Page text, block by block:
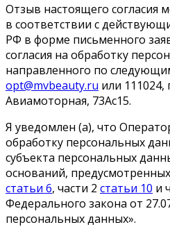
Отзыв настоящего согласия
в соответствии с
РФ в форме письменного
согласия на обработку
направленного по
opt@mvbeauty.ru или
Авиамоторная, 73Ас15.
Я уведомлен (а), что
обработку персональных
субъекта персональных
оснований,
статьи 6, части 2 статьи 10 и
Федерального закона от
персональных данных».